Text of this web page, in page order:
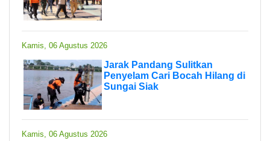
Kamis, 06 Agustus 2026
Jarak Pandang Sulitkan
Penyelam Cari Bocah Hilang di
Sungai Siak
Kamis, 06 Agustus 2026